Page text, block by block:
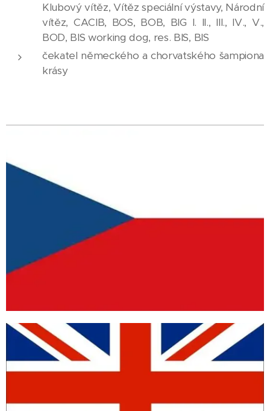
Klubový vítěz, Vítěz speciální výstavy, Národní
vítěz, CACIB, BOS, BOB, BIG I. II., III., IV., V.,
BOD, BIS working dog, res. BIS, BIS
čekatel německého a chorvatského šampiona
krásy